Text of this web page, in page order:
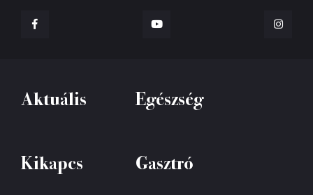
Aktuális Egészség
Kikapcs Gasztró